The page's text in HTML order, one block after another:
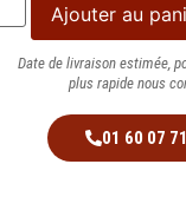
Ajouter au
Date de livraison estimée,
plus rapide nous
01 60 07